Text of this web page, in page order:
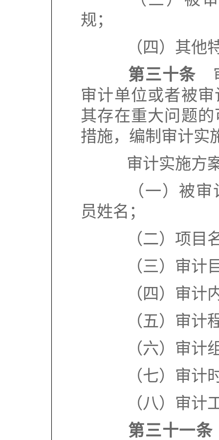
规；
（四）其他
第三十条
审计单位或者被
其存在重大问题
措施，编制审计实
审计实施方案
（一）被审
员姓名；
（二）项目
（三）审计目
（四）审计内
（五）审计程
（六）审计组
（七）审计时
（八）审计
第三十一条